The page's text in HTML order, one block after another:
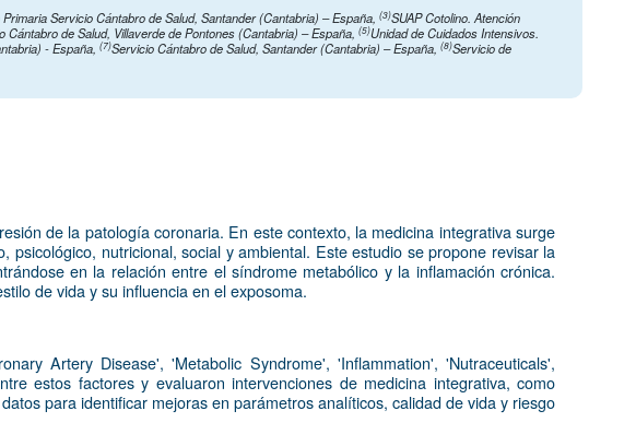
Servicio Cántabro de Salud, Santander (Cantabria) – España,(3)SUAP Cotolino. Atención
de Salud, Villaverde de Pontones (Cantabria) – España,(5)Unidad de Cuidados Intensivos.
- España,(7)Servicio Cántabro de Salud, Santander (Cantabria) – España,(8)Servicio de
de la patología coronaria. En este contexto, la medicina integrativa surge
nutricional, social y ambiental. Este estudio se propone revisar la
en la relación entre el síndrome metabólico y la inflamación crónica.
de vida y su influencia en el exposoma.
Artery Disease', 'Metabolic Syndrome', 'Inflammation', 'Nutraceuticals',
estos factores y evaluaron intervenciones de medicina integrativa, como
para identificar mejoras en parámetros analíticos, calidad de vida y riesgo